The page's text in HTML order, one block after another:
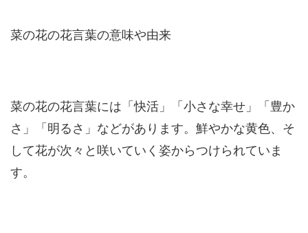
菜の花の花言葉の意味や由来
菜の花の花言葉には「快活」「小さな幸せ」「豊か
さ」「明るさ」などがあります。鮮やかな黄色、そ
して花が次々と咲いていく姿からつけられていま
す。